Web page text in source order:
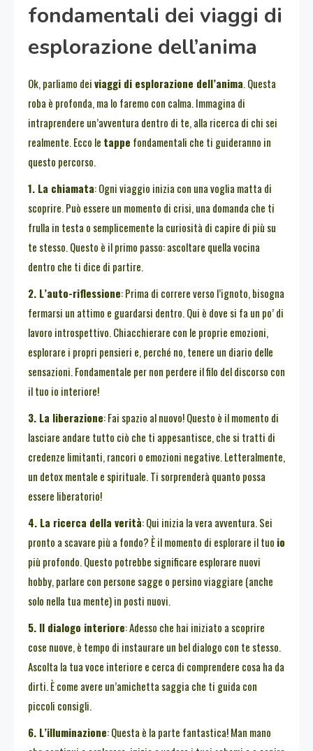
fondamentali dei viaggi di
esplorazione dell’anima
Ok, parliamo deiviaggi di esplorazione dell’anima. Questa
roba è profonda, ma lo faremo con calma. Immagina di
intraprendere un’avventura dentro di te, alla ricerca di chi sei
realmente. Ecco le tappe fondamentali che ti guideranno in
questo percorso.
1. La chiamata: Ogni viaggio inizia con una voglia matta di
scoprire. Può essere un momento di crisi, una domanda che ti
frulla in testa o semplicemente la curiosità di capire di più su
te stesso. Questo è il primo passo: ascoltare quella vocina
dentro che ti dice di partire.
2. L’auto-riflessione: Prima di correre verso l’ignoto, bisogna
fermarsi un attimo e guardarsi dentro. Qui è dove si fa un po’ di
lavoro introspettivo. Chiacchierare con le proprie emozioni,
esplorare i propri pensieri e, perché no, tenere un diario delle
sensazioni. Fondamentale per non perdere il filo del discorso con
il tuo io interiore!
3. La liberazione: Fai spazio al nuovo! Questo è il momento di
lasciare andare tutto ciò che ti appesantisce, che si tratti di
credenze limitanti, rancori o emozioni negative. Letteralmente,
un detox mentale e spirituale. Ti sorprenderà quanto possa
essere liberatorio!
4. La ricerca della verità: Qui inizia la vera avventura. Sei
pronto a scavare più a fondo? È il momento di esplorare il tuo io
più profondo. Questo potrebbe significare esplorare nuovi
hobby, parlare con persone sagge o persino viaggiare (anche
solo nella tua mente) in posti nuovi.
5. Il dialogo interiore: Adesso che hai iniziato a scoprire
cose nuove, è tempo di instaurare un bel dialogo con te stesso.
Ascolta la tua voce interiore e cerca di comprendere cosa ha da
dirti. È come avere un’amichetta saggia che ti guida con
piccoli consigli.
6. L’illuminazione: Questa è la parte fantastica! Man mano